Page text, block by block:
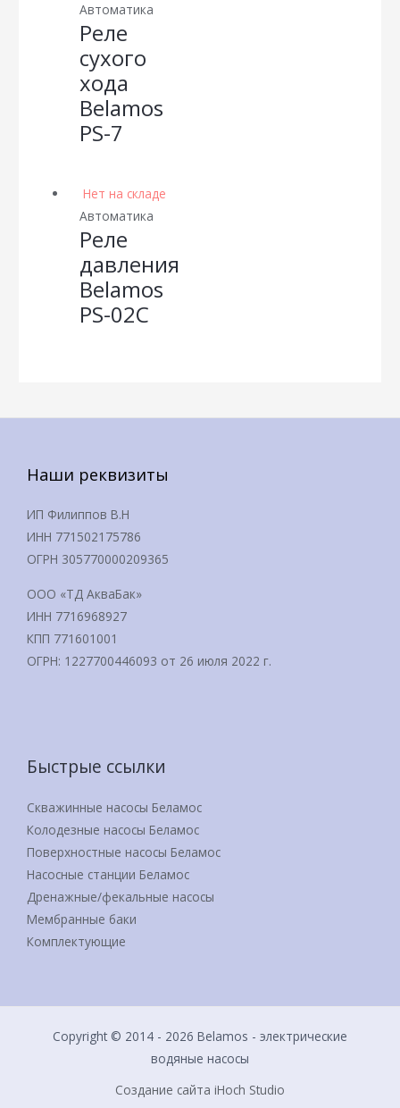
Автоматика
Реле
сухого
хода
Belamos
PS-7
Нет на складе
Автоматика
Реле
давления
Belamos
PS-02C
Наши реквизиты
ИП Филиппов В.Н
ИНН 771502175786
ОГРН 305770000209365
ООО «ТД АкваБак»
ИНН 7716968927
КПП 771601001
ОГРН: 1227700446093 от 26 июля 2022 г.
Быстрые ссылки
Скважинные насосы Беламос
Колодезные насосы Беламос
Поверхностные насосы Беламос
Насосные станции Беламос
Дренажные/фекальные насосы
Мембранные баки
Комплектующие
Copyright © 2014 - 2026 Belamos - электрические
водяные насосы
Создание сайта iHoch Studio